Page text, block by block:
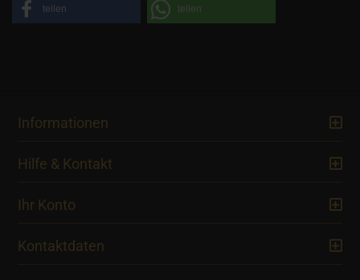
teilen teilen
Informationen
Hilfe & Kontakt
Ihr Konto
Kontaktdaten